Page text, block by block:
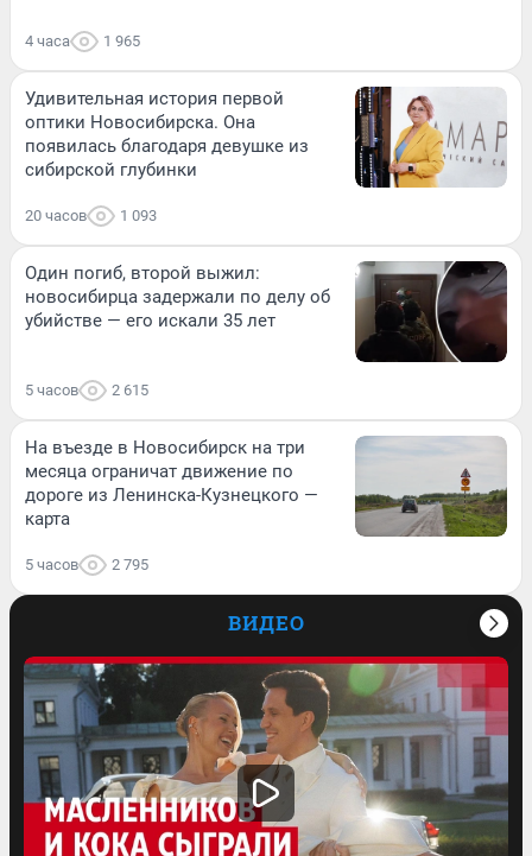
4 часа 1 965
Удивительная история первой
оптики Новосибирска. Она
появилась благодаря девушке из
сибирской глубинки
20 часов 1 093
Один погиб, второй выжил:
новосибирца задержали по делу об
убийстве — его искали 35 лет
5 часов 2 615
На въезде в Новосибирск на три
месяца ограничат движение по
дороге из Ленинска-Кузнецкого —
карта
5 часов 2 795
ВИДЕО